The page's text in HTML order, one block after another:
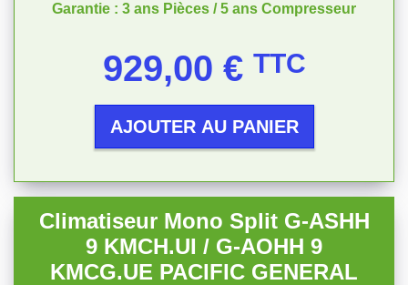
Garantie : 3 ans Pièces / 5 ans Compresseur
929,00 € TTC
AJOUTER AU PANIER
Climatiseur Mono Split G-ASHH
9 KMCH.UI / G-AOHH 9
KMCG.UE PACIFIC GENERAL